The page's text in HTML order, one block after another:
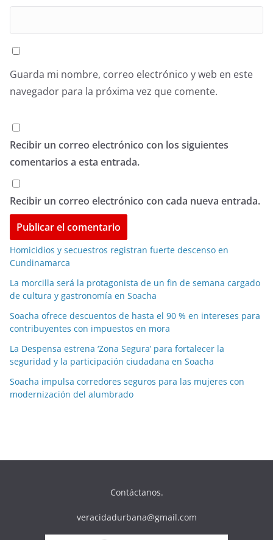
Guarda mi nombre, correo electrónico y web en este
navegador para la próxima vez que comente.
Recibir un correo electrónico con los siguientes
comentarios a esta entrada.
Recibir un correo electrónico con cada nueva entrada.
Homicidios y secuestros registran fuerte descenso en
Cundinamarca
La morcilla será la protagonista de un fin de semana cargado
de cultura y gastronomía en Soacha
Soacha ofrece descuentos de hasta el 90 % en intereses para
contribuyentes con impuestos en mora
La Despensa estrena ‘Zona Segura’ para fortalecer la
seguridad y la participación ciudadana en Soacha
Soacha impulsa corredores seguros para las mujeres con
modernización del alumbrado
Contáctanos.
veracidadurbana@gmail.com